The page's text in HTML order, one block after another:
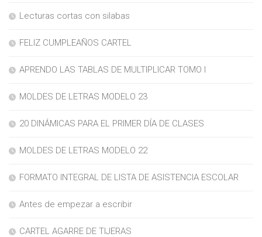
Lecturas cortas con silabas
FELIZ CUMPLEAÑOS CARTEL
APRENDO LAS TABLAS DE MULTIPLICAR TOMO I
MOLDES DE LETRAS MODELO 23
20 DINÁMICAS PARA EL PRIMER DÍA DE CLASES
MOLDES DE LETRAS MODELO 22
FORMATO INTEGRAL DE LISTA DE ASISTENCIA ESCOLAR
Antes de empezar a escribir
CARTEL AGARRE DE TIJERAS